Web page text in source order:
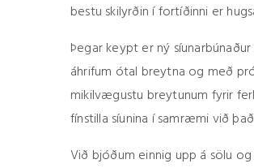
bestu skilyrðin í fortíðinni er
Þegar keypt er ný
áhrifum ótal breytna og með
mikilvægustu breytunum fyrir
fínstilla síunina í samræmi við
Við bjóðum einnig upp á sölu